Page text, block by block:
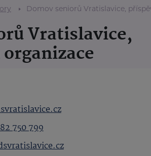
Domov seniorů Vratislavice,
Vratislavice,
750 799